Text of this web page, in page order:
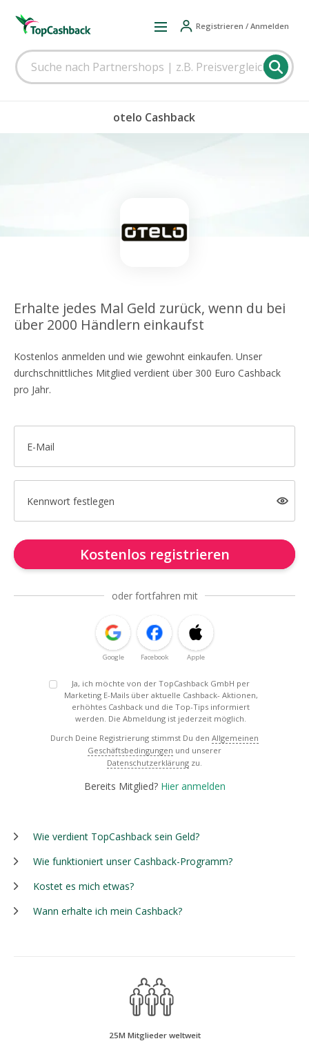
Registrieren / Anmelden
otelo Cashback
Erhalte jedes Mal Geld zurück, wenn du bei
über 2000 Händlern einkaufst
Kostenlos anmelden und wie gewohnt einkaufen. Unser
durchschnittliches Mitglied verdient über 300 Euro Cashback
pro Jahr.
E-Mail
Kennwort festlegen
Kostenlos registrieren
oder fortfahren mit
Google Facebook Apple
Ja, ich möchte von der TopCashback GmbH per
Marketing E-Mails über aktuelle Cashback- Aktionen,
erhöhtes Cashback und die Top-Tips informiert
werden. Die Abmeldung ist jederzeit möglich.
Durch Deine Registrierung stimmst Du den Allgemeinen
Geschäftsbedingungen und unserer
Datenschutzerklärung zu.
Bereits Mitglied? Hier anmelden
Wie verdient TopCashback sein Geld?
Wie funktioniert unser Cashback-Programm?
Kostet es mich etwas?
Wann erhalte ich mein Cashback?
25M Mitglieder weltweit